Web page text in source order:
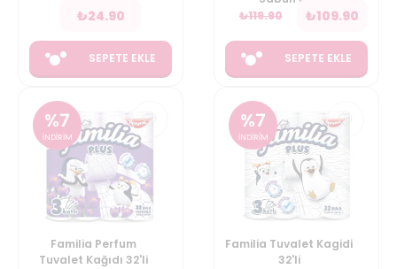
₺24.90
SEPETE EKLE
₺119.90 ₺109.90
SEPETE EKLE
%7
İNDİRİM
Familia Perfum
Tuvalet Kağıdı 32'li
%7
İNDİRİM
Familia Tuvalet Kagidi
32'li